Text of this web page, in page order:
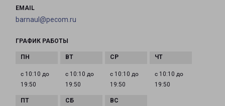
EMAIL
barnaul@pecom.ru
ГРАФИК РАБОТЫ
с 10:10 до
19:50
с 10:10 до
19:50
с 10:10 до
19:50
с 10:10 до
19:50